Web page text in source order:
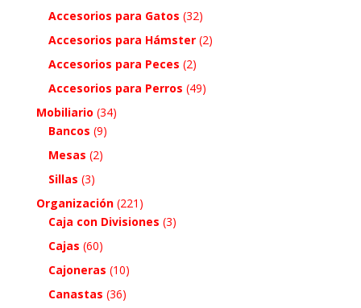
Accesorios para Gatos (32)
Accesorios para Hámster (2)
Accesorios para Peces (2)
Accesorios para Perros (49)
Mobiliario (34)
Bancos (9)
Mesas (2)
Sillas (3)
Organización (221)
Caja con Divisiones (3)
Cajas (60)
Cajoneras (10)
Canastas (36)